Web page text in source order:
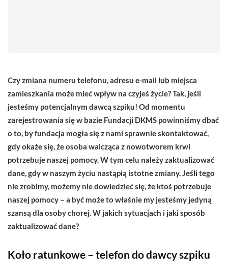
Czy zmiana numeru telefonu, adresu e-mail lub miejsca
zamieszkania może mieć wpływ na czyjeś życie? Tak, jeśli
jesteśmy potencjalnym dawcą szpiku! Od momentu
zarejestrowania się w bazie Fundacji DKMS powinniśmy dbać
o to, by fundacja mogła się z nami sprawnie skontaktować,
gdy okaże się, że osoba walcząca z nowotworem krwi
potrzebuje naszej pomocy. W tym celu należy zaktualizować
dane, gdy w naszym życiu nastąpią istotne zmiany. Jeśli tego
nie zrobimy, możemy nie dowiedzieć się, że ktoś potrzebuje
naszej pomocy – a być może to właśnie my jesteśmy jedyną
szansą dla osoby chorej. W jakich sytuacjach i jaki sposób
zaktualizować dane?
Koło ratunkowe – telefon do dawcy szpiku